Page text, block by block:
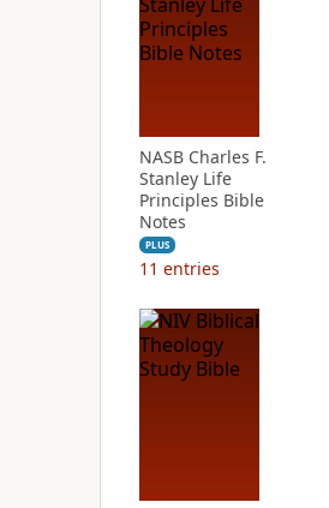
NASB Charles F.
Stanley Life
Principles Bible
Notes
PLUS
11 entries